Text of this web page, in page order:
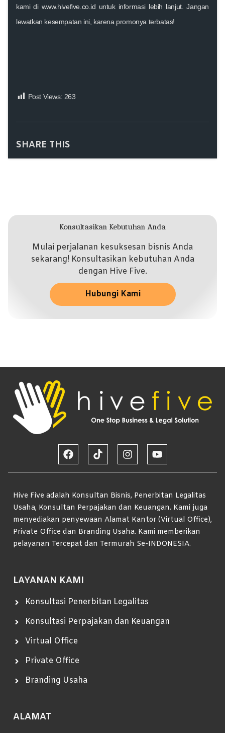
kami di www.hivefive.co.id untuk informasi lebih lanjut. Jangan
lewatkan kesempatan ini, karena promonya terbatas!
Post Views: 263
SHARE THIS
Konsultasikan Kebutuhan Anda
Mulai perjalanan kesuksesan bisnis Anda
sekarang! Konsultasikan kebutuhan Anda
dengan Hive Five.
Hubungi Kami
Hive Five adalah Konsultan Bisnis, Penerbitan Legalitas
Usaha, Konsultan Perpajakan dan Keuangan. Kami juga
menyediakan penyewaan Alamat Kantor (Virtual Office),
Private Office dan Branding Usaha. Kami memberikan
pelayanan Tercepat dan Termurah Se-INDONESIA.
LAYANAN KAMI
Konsultasi Penerbitan Legalitas
Konsultasi Perpajakan dan Keuangan
Virtual Office
Private Office
Branding Usaha
ALAMAT